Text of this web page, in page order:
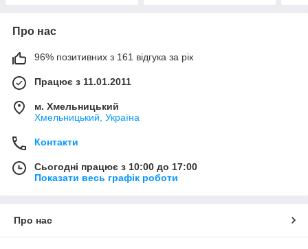
Про нас
96% позитивних з 161 відгука за рік
Працює з 11.01.2011
м. Хмельницький
Хмельницький, Україна
Контакти
Сьогодні працює з 10:00 до 17:00
Показати весь графік роботи
Про нас